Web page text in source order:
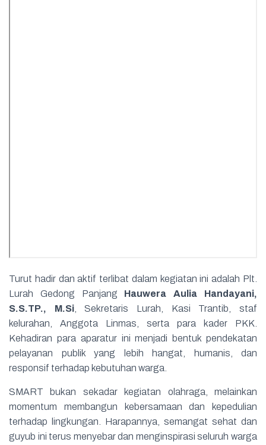
Turut hadir dan aktif terlibat dalam kegiatan ini adalah Plt.
Lurah Gedong Panjang Hauwera Aulia Handayani,
S.S.TP., M.Si, Sekretaris Lurah, Kasi Trantib, staf
kelurahan, Anggota Linmas, serta para kader PKK.
Kehadiran para aparatur ini menjadi bentuk pendekatan
pelayanan publik yang lebih hangat, humanis, dan
responsif terhadap kebutuhan warga.
SMART bukan sekadar kegiatan olahraga, melainkan
momentum membangun kebersamaan dan kepedulian
terhadap lingkungan. Harapannya, semangat sehat dan
guyub ini terus menyebar dan menginspirasi seluruh warga